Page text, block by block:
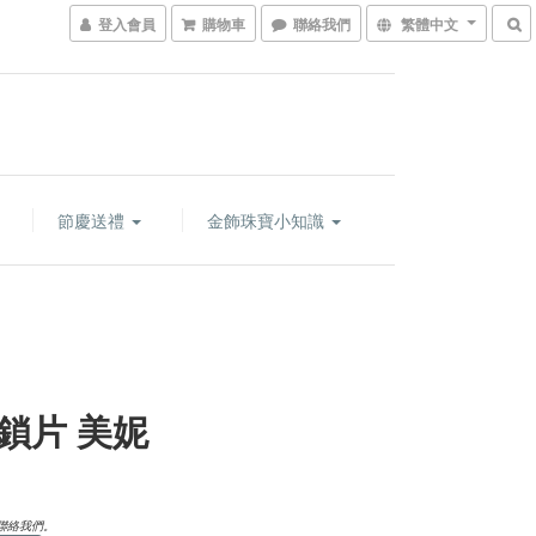
登入會員 購物車 聯絡我們 繁體中文
節慶送禮 金飾珠寶小知識
片 美妮
我們。